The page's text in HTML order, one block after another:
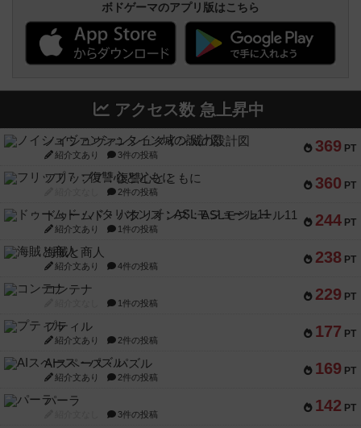
ボドゲーマのアプリ版はこちら
アクセス数 急上昇中
369 PT
ノイシュヴァンシュタイン城の設計図
紹介文あり 3件の投稿
360 PT
フリップ７：復讐心とともに
2件の投稿
244 PT
ドゥームド・バタリオンズ：ASLモジュール11
紹介文あり 1件の投稿
238 PT
海賊と商人
紹介文あり 4件の投稿
229 PT
コンテナ
1件の投稿
177 PT
プティル
紹介文あり 2件の投稿
169 PT
AIスペース・パズル
紹介文あり 2件の投稿
142 PT
パーラ
3件の投稿